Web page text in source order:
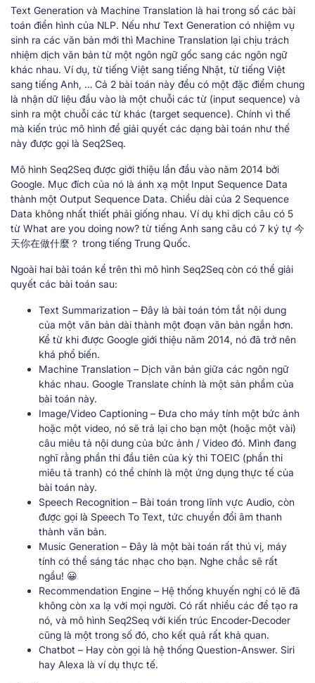
Text Generation và Machine Translation là hai trong số các bài
toán điển hình của NLP. Nếu như Text Generation có nhiệm vụ
sinh ra các văn bản mới thì Machine Translation lại chịu trách
nhiệm dịch văn bản từ một ngôn ngữ gốc sang các ngôn ngữ
khác nhau. Ví dụ, từ tiếng Việt sang tiếng Nhật, từ tiếng Việt
sang tiếng Anh, … Cả 2 bài toán này đều có một đặc điểm chung
là nhận dữ liệu đầu vào là một chuỗi các từ (input sequence) và
sinh ra một chuỗi các từ khác (target sequence). Chính vì thế
mà kiến trúc mô hình để giải quyết các dạng bài toán như thế
này được gọi là Seq2Seq.
Mô hình Seq2Seq được giới thiệu lần đầu vào năm 2014 bởi
Google. Mục đích của nó là ánh xạ một Input Sequence Data
thành một Output Sequence Data. Chiều dài của 2 Sequence
Data không nhất thiết phải giống nhau. Ví dụ khi dịch câu có 5
từ What are you doing now? từ tiếng Anh sang câu có 7 ký tự 今
天你在做什麼？ trong tiếng Trung Quốc.
Ngoài hai bài toán kể trên thì mô hình Seq2Seq còn có thể giải
quyết các bài toán sau:
Text Summarization – Đây là bài toán tóm tắt nội dung
của một văn bản dài thành một đoạn văn bản ngắn hơn.
Kể từ khi được Google giới thiệu năm 2014, nó đã trở nên
khá phổ biến.
Machine Translation – Dịch văn bản giữa các ngôn ngữ
khác nhau. Google Translate chính là một sản phẩm của
bài toán này.
Image/Video Captioning – Đưa cho máy tính một bức ảnh
hoặc một video, nó sẽ trả lại cho bạn một (hoặc một vài)
câu miêu tả nội dung của bức ảnh / Video đó. Mình đang
nghĩ rằng phần thi đầu tiên của kỳ thi TOEIC (phần thi
miêu tả tranh) có thể chính là một ứng dụng thực tế của
bài toán này.
Speech Recognition – Bài toán trong lĩnh vực Audio, còn
được gọi là Speech To Text, tức chuyển đổi âm thanh
thành văn bản.
Music Generation – Đây là một bài toán rất thú vị, máy
tính có thể sáng tác nhạc cho bạn. Nghe chắc sẽ rất
ngầu! 😀
Recommendation Engine – Hệ thống khuyến nghị có lẽ đã
không còn xa lạ với mọi người. Có rất nhiều các để tạo ra
nó, và mô hình Seq2Seq với kiến trúc Encoder-Decoder
cũng là một trong số đó, cho kết quả rất khả quan.
Chatbot – Hay còn gọi là hệ thống Question-Answer. Siri
hay Alexa là ví dụ thực tế.